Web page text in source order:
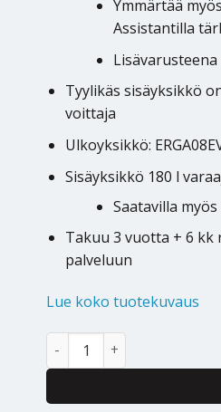
Ymmärtää
Assistantilla
Tyylikäs sisäyksikkö
voittaja
Ulkoyksikkö:
Sisäyksikkö 180 l
Saatavilla
Takuu 3 vuotta + 6 kk
palveluun
Lue koko tuotekuvaus
Ilmavesilämpöpumppu
Alternative: